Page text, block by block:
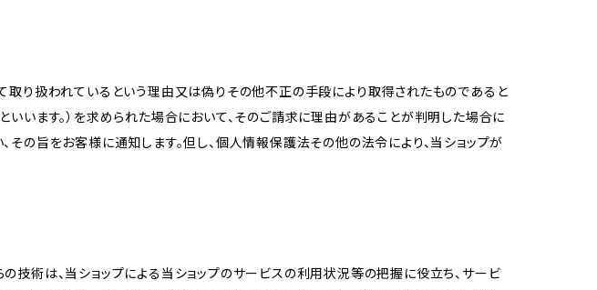
取り扱われているという理由又は偽りその他不正の手段により取得されたものであると
います。）を求められた場合において、そのご請求に理由があることが判明した場合に
の旨をお客様に通知します。但し、個人情報保護法その他の法令により、当ショップが
技術は、当ショップによる当ショップのサービスの利用状況等の把握に役立ち、サービ